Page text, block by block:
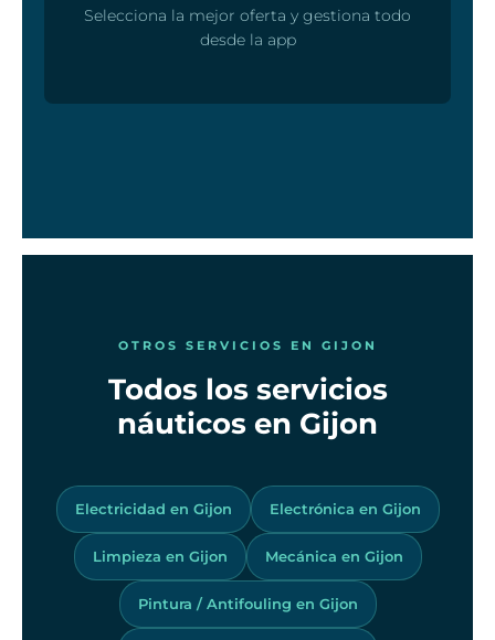
Selecciona la mejor oferta y gestiona todo
desde la app
OTROS SERVICIOS EN GIJON
Todos los servicios
náuticos en Gijon
Electricidad en Gijon Electrónica en Gijon
Limpieza en Gijon Mecánica en Gijon
Pintura / Antifouling en Gijon